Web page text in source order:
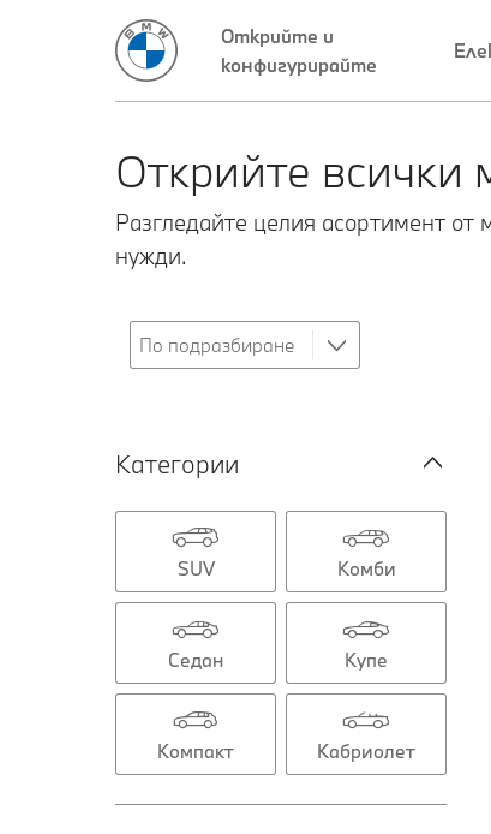
Открийте и
конфигурирайте
Открийте всички
Разгледайте целия асортимент
нужди.
Категории
SUV Комби
Седан Купе
Компакт Кабриолет